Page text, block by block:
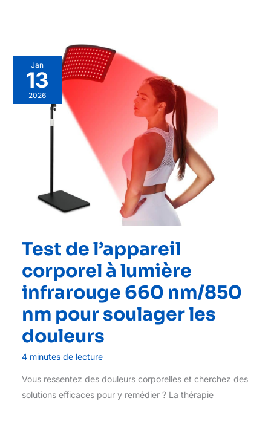
Jan
13
2026
Test de l’appareil
corporel à lumière
infrarouge 660 nm/850
nm pour soulager les
douleurs
4 minutes de lecture
Vous ressentez des douleurs corporelles et cherchez des
solutions efficaces pour y remédier ? La thérapie